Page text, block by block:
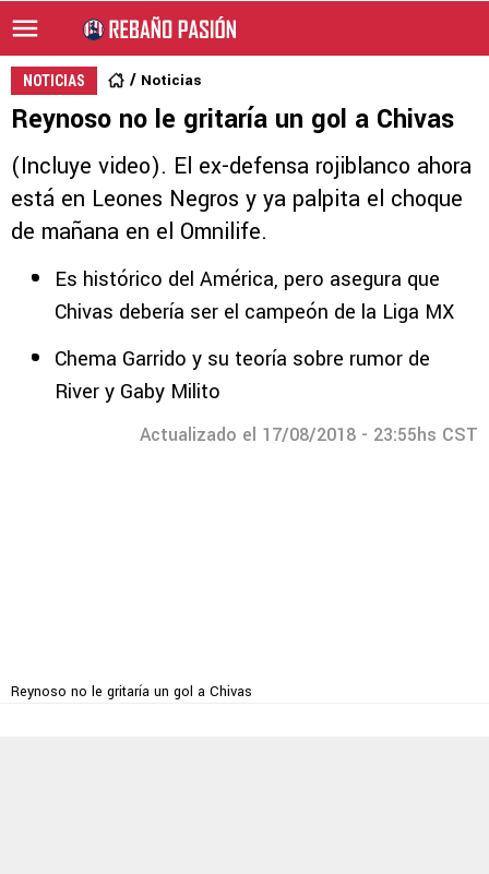
NOTICIAS Noticias
Reynoso no le gritaría un gol a Chivas
(Incluye video). El ex-defensa rojiblanco ahora
está en Leones Negros y ya palpita el choque
de mañana en el Omnilife.
Es histórico del América, pero asegura que
Chivas debería ser el campeón de la Liga MX
Chema Garrido y su teoría sobre rumor de
River y Gaby Milito
Actualizado el 17/08/2018 - 23:55hs CST
Reynoso no le gritaría un gol a Chivas